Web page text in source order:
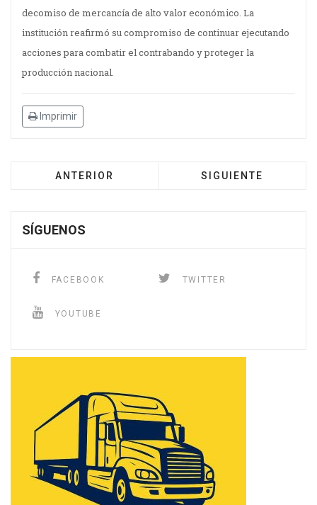
decomiso de mercancía de alto valor económico. La
institución reafirmó su compromiso de continuar ejecutando
acciones para combatir el contrabando y proteger la
producción nacional.
Imprimir
ANTERIOR SIGUIENTE
SÍGUENOS
FACEBOOK TWITTER
YOUTUBE